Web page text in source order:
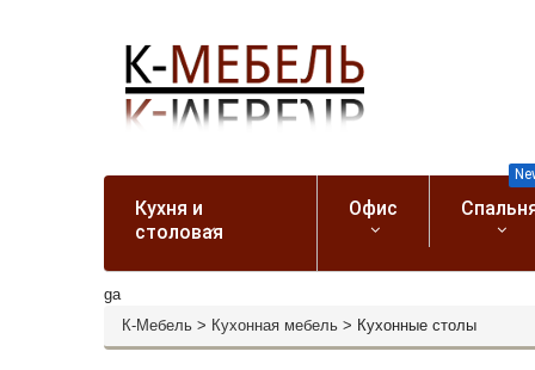
Кухня и
столовая
Офис
ga
К-Мебель > Кухонная мебель > Кухонные столы